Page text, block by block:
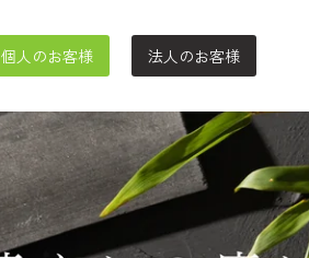
個人のお客様 法人のお客様